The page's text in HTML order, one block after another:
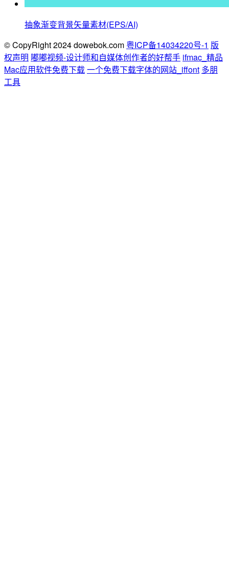
抽象渐变背景矢量素材(EPS/AI)
© CopyRight 2024 dowebok.com 粤ICP备14034220号-1 版
权声明 嘟嘟视频-设计师和自媒体创作者的好帮手 ifmac_精品
Mac应用软件免费下载一个免费下载字体的网站_iffont 多朋
工具